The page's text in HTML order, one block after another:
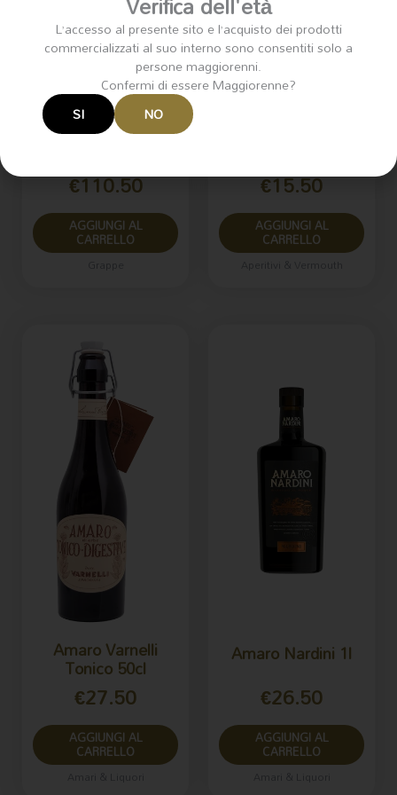
Grappa Berta ‘Solo
€110.50
AGGIUNGI AL
CARRELLO
€15.50
AGGIUNGI AL
CARRELLO
Amaro Varnelli
Tonico 50cl
€27.50
AGGIUNGI AL
CARRELLO
Amaro Nardini 1l
€26.50
AGGIUNGI AL
CARRELLO
L’accesso al presente sito e l’acquisto dei prodotti
commercializzati al suo interno sono consentiti solo a
persone maggiorenni.
Confermi di essere Maggiorenne?
SI NO